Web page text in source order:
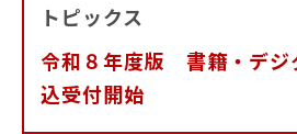
トピックス
令和８年度版 書籍・デ
込受付開始